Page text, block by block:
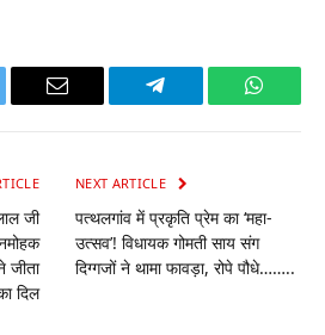
Email Telegram
जी
जीता
दिल
NEXT ARTICLE
पत्थलगांव में प्रकृति प्रेम का ‘महा-
उत्सव’! विधायक गोमती साय संग
दिग्गजों ने थामा फावड़ा, रोपे पौधे……..